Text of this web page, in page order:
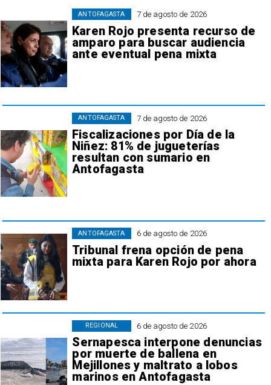
7 de agosto de 2026
Karen Rojo presenta recurso de
amparo para buscar audiencia
ante eventual pena mixta
ANTOFAGASTA
7 de agosto de 2026
Fiscalizaciones por Día de la
Niñez: 81% de jugueterías
resultan con sumario en
Antofagasta
ANTOFAGASTA
6 de agosto de 2026
Tribunal frena opción de pena
mixta para Karen Rojo por ahora
ANTOFAGASTA
6 de agosto de 2026
Sernapesca interpone denuncias
por muerte de ballena en
Mejillones y maltrato a lobos
marinos en Antofagasta
REGIONAL